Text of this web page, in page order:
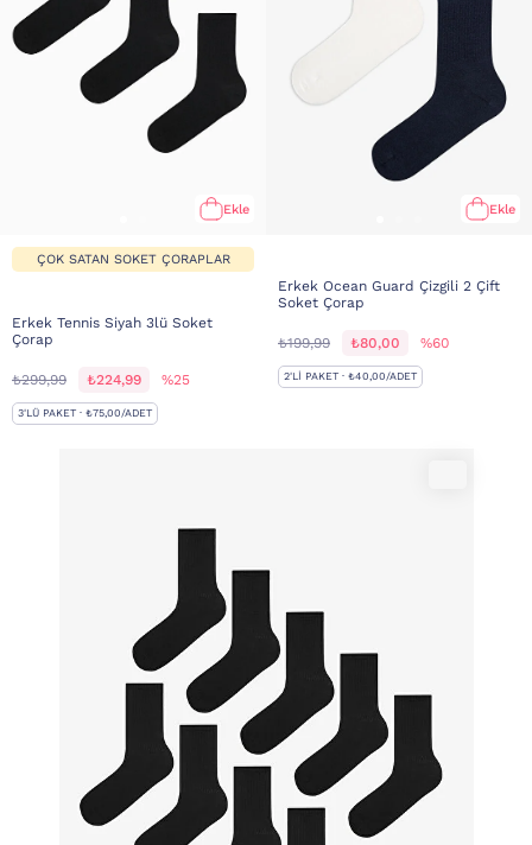
Ekle
ÇOK SATAN SOKET ÇORAPLAR
Erkek Tennis Siyah 3lü Soket
Çorap
₺299,99 ₺224,99 %25
3'LÜ PAKET · ₺75,00/ADET
Ekle
Erkek Ocean Guard Çizgili 2 Çift
Soket Çorap
₺199,99 ₺80,00 %60
2'LI PAKET · ₺40,00/ADET